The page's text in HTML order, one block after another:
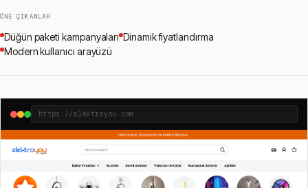
ÖNE ÇIKANLAR
Düğün paketi kampanyaları Dinamik fiyatlandırma
Modern kullanıcı arayüzü
https://elektroyou.com